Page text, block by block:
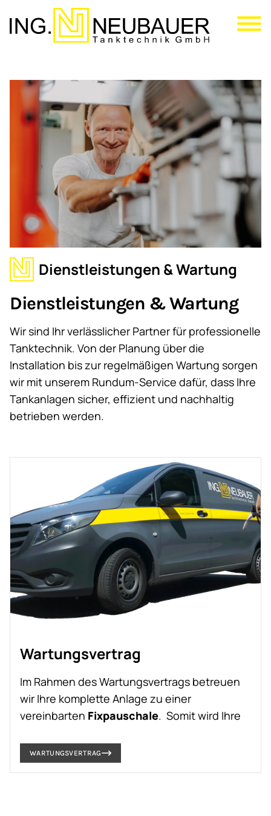
zum
Inhalt
Dienstleistungen & Wartung
Dienstleistungen & Wartung
Wir sind Ihr verlässlicher Partner für professionelle
Tanktechnik. Von der Planung über die
Installation bis zur regelmäßigen Wartung sorgen
wir mit unserem Rundum-Service dafür, dass Ihre
Tankanlagen sicher, effizient und nachhaltig
betrieben werden.
Wartungsvertrag
Im Rahmen des Wartungsvertrags betreuen
wir Ihre komplette Anlage zu einer
vereinbarten Fixpauschale. Somit wird Ihre
Kostenplanung.
WARTUNGSVERTRAG